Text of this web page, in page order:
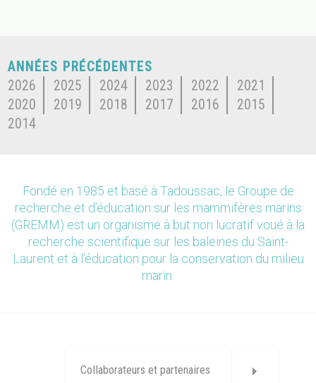
ANNÉES PRÉCÉDENTES
2026
2025 2024 2023 2022
2021
2020
2019 2018 2017 2016
2015
2014
Fondé en 1985 et basé à Tadoussac, le Groupe de
recherche et d’éducation sur les mammifères marins
(GREMM) est un organisme à but non lucratif voué à la
recherche scientifique sur les baleines du Saint-
Laurent et à l’éducation pour la conservation du milieu
marin.
Collaborateurs et partenaires